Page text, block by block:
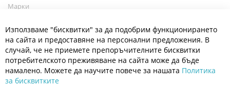
Марки
Полезно
Общи условия
Политика за поверителност
Платформа за OPC
Доставка и плащане
Използваме "бисквитки" за да подобрим функционирането
на сайта и предоставяне на персонални предложения. В
случай, че не приемете препоръчителните бисквитки
потребителското преживяване на сайта може да бъде
намалено. Можете да научите повече за нашата Политика
за бисквитките